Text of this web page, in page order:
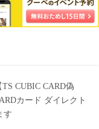
TS CUBIC CARD偽
カード ダイレクト
す